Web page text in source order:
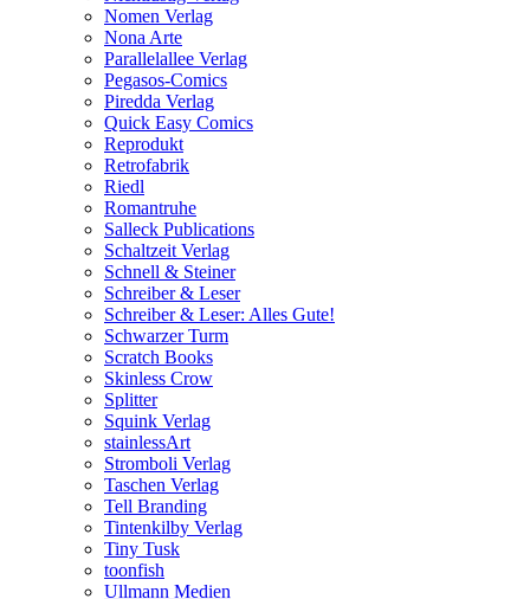
Nomen Verlag
Nona Arte
Parallelallee Verlag
Pegasos-Comics
Piredda Verlag
Quick Easy Comics
Reprodukt
Retrofabrik
Riedl
Romantruhe
Salleck Publications
Schaltzeit Verlag
Schnell & Steiner
Schreiber & Leser
Schreiber & Leser: Alles Gute!
Schwarzer Turm
Scratch Books
Skinless Crow
Splitter
Squink Verlag
stainlessArt
Stromboli Verlag
Taschen Verlag
Tell Branding
Tintenkilby Verlag
Tiny Tusk
toonfish
Ullmann Medien